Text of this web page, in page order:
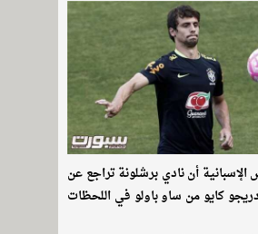
أن نادي برشلونة تراجع عن
كايو من ساو باولو في اللحظات